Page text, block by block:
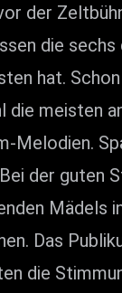
der
die
hat.
meisten
der guten
Das
die